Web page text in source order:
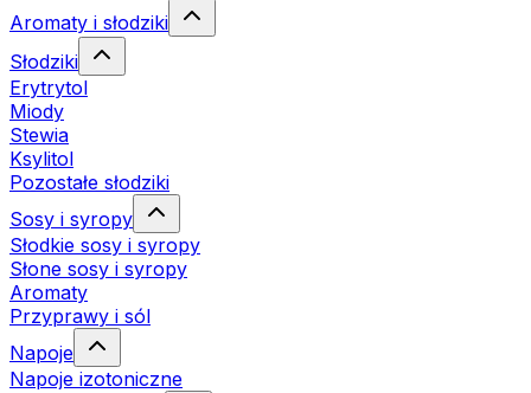
Aromaty i słodziki
Słodziki
Erytrytol
Miody
Stewia
Ksylitol
Pozostałe słodziki
Sosy i syropy
Słodkie sosy i syropy
Słone sosy i syropy
Aromaty
Przyprawy i sól
Napoje
Napoje izotoniczne